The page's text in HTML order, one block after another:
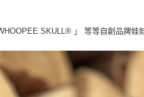
SKULL® 」 等等自創品牌娃